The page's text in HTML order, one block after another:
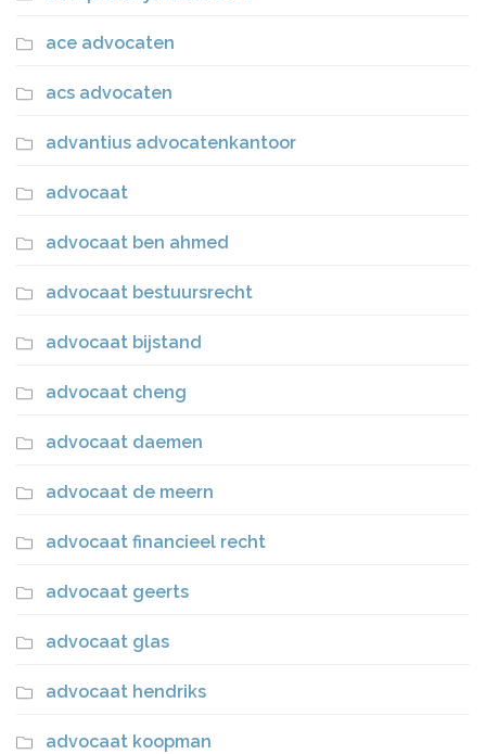
ace advocaten
acs advocaten
advantius advocatenkantoor
advocaat
advocaat ben ahmed
advocaat bestuursrecht
advocaat bijstand
advocaat cheng
advocaat daemen
advocaat de meern
advocaat financieel recht
advocaat geerts
advocaat glas
advocaat hendriks
advocaat koopman